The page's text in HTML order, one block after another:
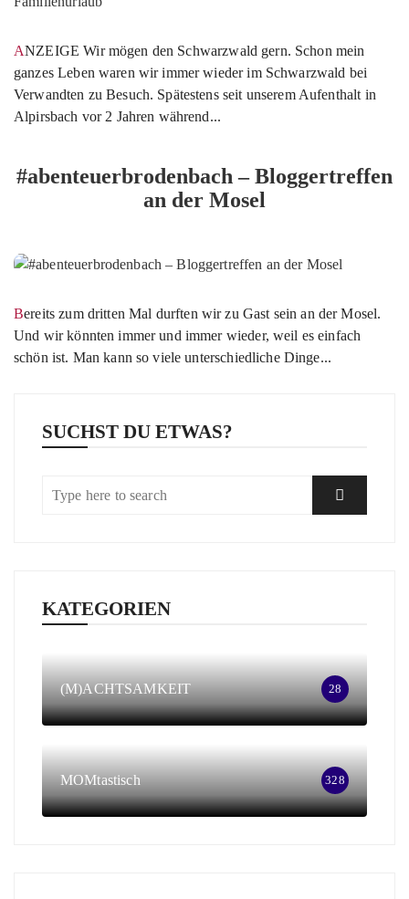
ANZEIGE Wir mögen den Schwarzwald gern. Schon mein
ganzes Leben waren wir immer wieder im Schwarzwald bei
Verwandten zu Besuch. Spätestens seit unserem Aufenthalt in
Alpirsbach vor 2 Jahren während...
#abenteuerbrodenbach – Bloggertreffen
an der Mosel
Bereits zum dritten Mal durften wir zu Gast sein an der Mosel.
Und wir könnten immer und immer wieder, weil es einfach
schön ist. Man kann so viele unterschiedliche Dinge...
SUCHST DU ETWAS?
KATEGORIEN
(M)ACHTSAMKEIT 28
MOMtastisch 328